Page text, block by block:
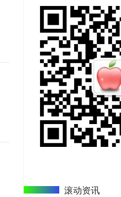
滚动资讯